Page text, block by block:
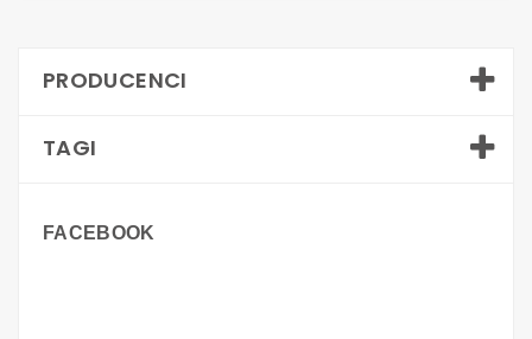
PRODUCENCI
TAGI
FACEBOOK